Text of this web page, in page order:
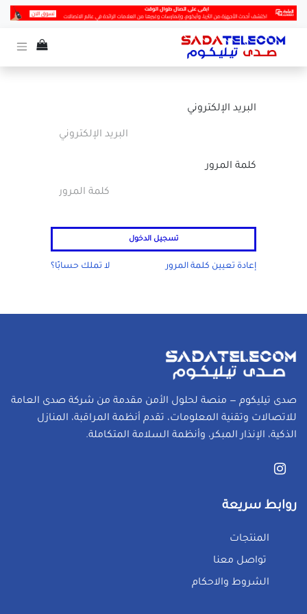
البريد الإلكتروني
كلمة المرور
تسجيل الدخول
لا تملك حسابًا؟ إعادة تعيين كلمة المرور
صدى تيليكوم — منصة لحلول الأمن مقدمة من شركة صدى العامة
للاتصالات وتقنية المعلومات، تقدم أنظمة المراقبة، المنازل
الذكية، الإنذار المبكر، وأنظمة السلامة المتكاملة.
روابط سريعة
المنتجات
تواصل معنا
الشروط والاحكام